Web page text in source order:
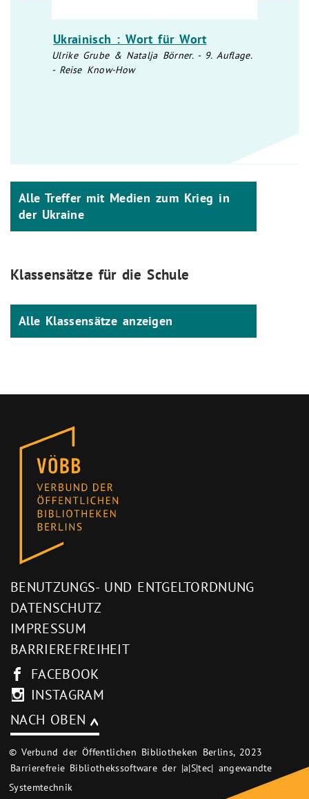
Ukrainisch : Wort für Wort
Ulrike Grube & Natalja Börner. - 9. Auflage.
- Reise Know-How
Alle Treffer mit Medien zum Krieg in
der Ukraine
Klassensätze für die Schule
Alle Klassensätze anzeigen
BENUTZUNGS- UND ENTGELTORDNUNG
DATENSCHUTZ
IMPRESSUM
BARRIEREFREIHEIT
FACEBOOK
INSTAGRAM
NACH OBEN
© Verbund der Öffentlichen Bibliotheken Berlins, 2023
Barrierefreie Bibliothekssoftware der |a|S|tec| angewandte
Systemtechnik